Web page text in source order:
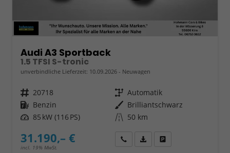
Audi A3 Sportback
1.5 TFSI S-tronic
unverbindliche Lieferzeit: 10.09.2026 Neuwagen
Fahrzeugnr. 20718 Getriebe Automatik
Kraftstoff Benzin Außenfarbe Brilliantschwarz
Leistung 85 kW (116 PS) Kilometerstand 50 km
31.190,– €
incl. 19% MwSt.
Wir rufen Sie anFahrzeugexposé (PDF)